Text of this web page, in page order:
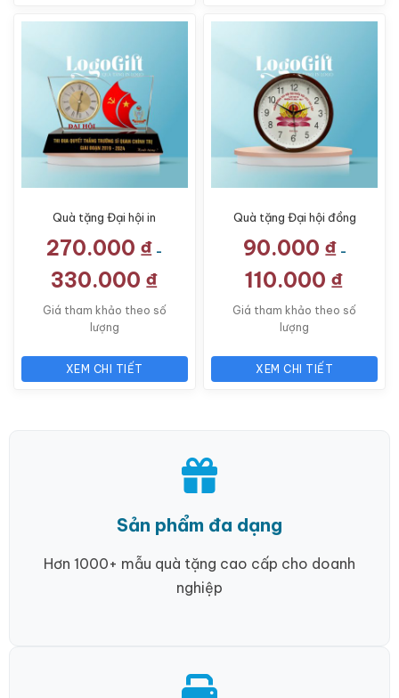
Quà tặng Đại hội in
pha lê LG-ĐH11
270.000 ₫ -
330.000 ₫
Giá tham khảo theo số
lượng
XEM CHI TIẾT
Quà tặng Đại hội đồng
in LG-ĐH32
90.000 ₫ -
110.000 ₫
Giá tham khảo theo số
lượng
XEM CHI TIẾT
Sản phẩm đa dạng
Hơn 1000+ mẫu quà tặng cao cấp cho doanh
nghiệp